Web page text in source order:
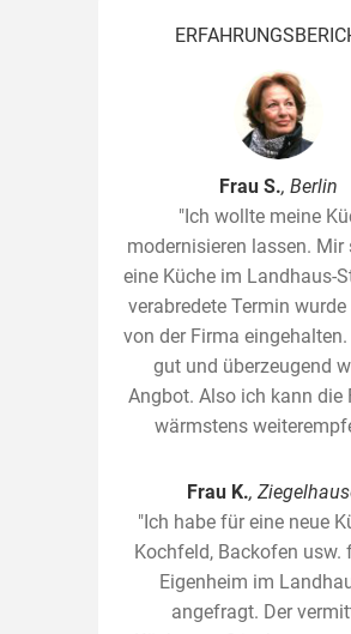
Frau S., Berlin
"Ich wollte meine
modernisieren lassen. Mir
eine Küche im Landhaus-
verabredete Termin
von der Firma eingehalten.
gut und überzeugend
Angbot. Also ich kann die
wärmstens
Frau K.,
"Ich habe für eine neue
Kochfeld, Backofen usw.
Eigenheim im
angefragt. Der